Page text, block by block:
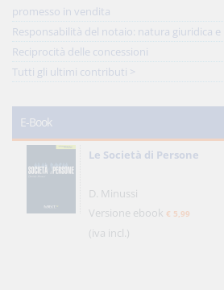
promesso in vendita
Responsabilità del notaio: natura giuridica e
Reciprocità delle concessioni
Tutti gli ultimi contributi >
E-Book
Le Società di Persone
D. Minussi
Versione ebook € 5,99
(iva incl.)